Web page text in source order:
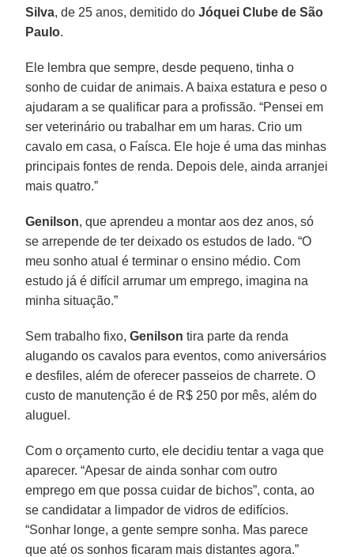
Silva, de 25 anos, demitido doJóquei Clube de São
Paulo.
Ele lembra que sempre, desde pequeno, tinha o
sonho de cuidar de animais. A baixa estatura e peso o
ajudaram a se qualificar para a profissão. “Pensei em
ser veterinário ou trabalhar em um haras. Crio um
cavalo em casa, o Faísca. Ele hoje é uma das minhas
principais fontes de renda. Depois dele, ainda arranjei
mais quatro.”
Genilson, que aprendeu a montar aos dez anos, só
se arrepende de ter deixado os estudos de lado. “O
meu sonho atual é terminar o ensino médio. Com
estudo já é difícil arrumar um emprego, imagina na
minha situação.”
Sem trabalho fixo,Genilson tira parte da renda
alugando os cavalos para eventos, como aniversários
e desfiles, além de oferecer passeios de charrete. O
custo de manutenção é de R$ 250 por mês, além do
aluguel.
Com o orçamento curto, ele decidiu tentar a vaga que
aparecer. “Apesar de ainda sonhar com outro
emprego em que possa cuidar de bichos”, conta, ao
se candidatar a limpador de vidros de edifícios.
“Sonhar longe, a gente sempre sonha. Mas parece
que até os sonhos ficaram mais distantes agora.”